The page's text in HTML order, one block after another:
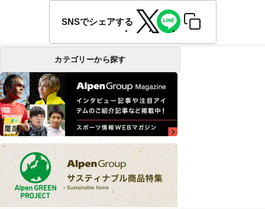
SNSでシェアする
カテゴリーから探す